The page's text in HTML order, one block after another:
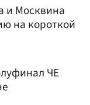
и Москвина
на короткой
ЧЕ